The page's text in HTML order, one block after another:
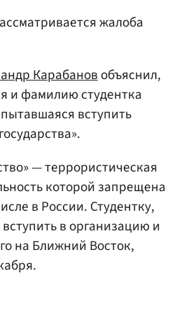
жалоба
Карабановобъяснил,
и фамилию студентка
вступить
— террористическая
которой запрещена
в России. Студентку,
в организацию и
на Ближний Восток,